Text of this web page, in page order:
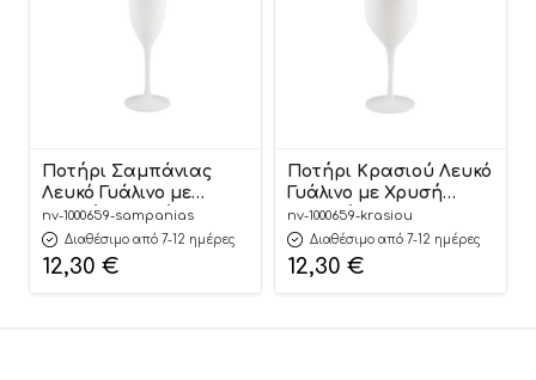
Ποτήρι Σαμπάνιας
Λευκό Γυάλινο με
Χρυσή Γραμμή ΝΒ659
nv-1000659-sampanias
Διαθέσιμο από 7-12 ημέρες
12,30 €
Ποτήρι Κρασιού Λευκό
Γυάλινο με Χρυσή
Γραμμή ΝΒ659
nv-1000659-krasiou
Διαθέσιμο από 7-12 ημέρες
12,30 €